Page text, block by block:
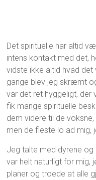
Det spirituelle har altid
intens kontakt med det,
vidste ikke altid hvad
gange blev jeg skræmt
var det ret hyggeligt, der
fik mange spirituelle
dem videre til de
men de fleste lo ad mig,
Jeg talte med dyrene og
var helt naturligt for mig,
planer og troede at alle